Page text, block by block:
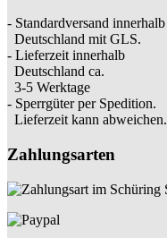
- Standardversand innerhalb
Deutschland mit GLS.
- Lieferzeit innerhalb
Deutschland ca.
3-5 Werktage
- Sperrgüter per Spedition.
Lieferzeit kann abweichen.
Zahlungsarten